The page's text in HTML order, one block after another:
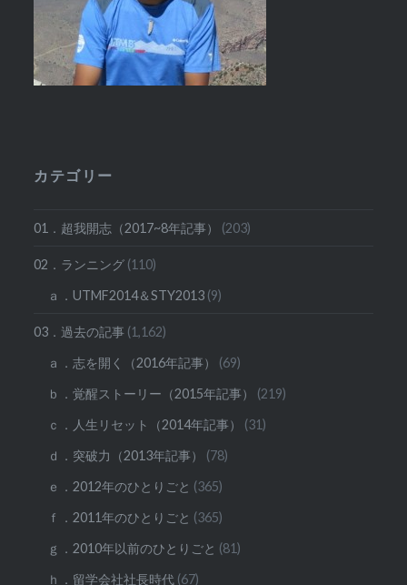
カテゴリー
01．超我開志（2017~8年記事） (203)
02．ランニング (110)
ａ．UTMF2014＆STY2013 (9)
03．過去の記事 (1,162)
ａ．志を開く（2016年記事）
(69)
ｂ．覚醒ストーリー（2015年記事）
(219)
ｃ．人生リセット（2014年記事）
(31)
ｄ．突破力（2013年記事）
(78)
ｅ．2012年のひとりごと (365)
ｆ．2011年のひとりごと (365)
ｇ．2010年以前のひとりごと (81)
ｈ．留学会社社長時代 (67)